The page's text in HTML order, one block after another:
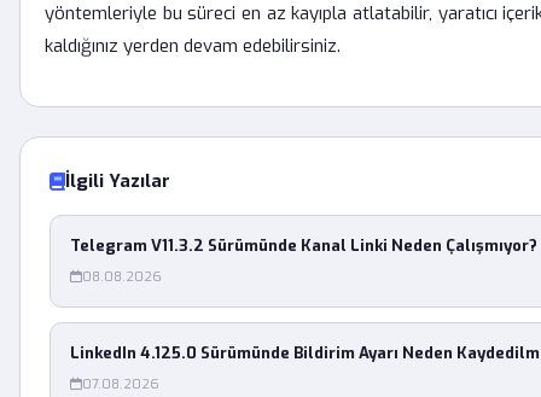
yöntemleriyle bu süreci en az kayıpla atlatabilir, yaratıcı
kaldığınız yerden devam edebilirsiniz.
İlgili Yazılar
Telegram V11.3.2 Sürümünde Kanal Linki Neden Çalışmıyor?
08.08.2026
LinkedIn 4.125.0 Sürümünde Bildirim Ayarı Neden
07.08.2026